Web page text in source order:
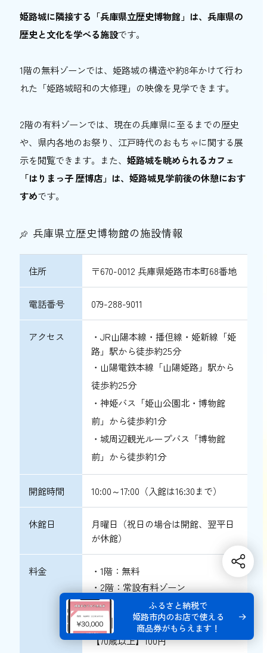
姫路城に隣接する「兵庫県立歴史博物館」は、兵庫県の
歴史と文化を学べる施設です。
1階の無料ゾーンでは、姫路城の構造や約8年かけて行わ
れた「姫路城昭和の大修理」の映像を見学できます。
2階の有料ゾーンでは、現在の兵庫県に至るまでの歴史
や、県内各地のお祭り、江戸時代のおもちゃに関する展
示を閲覧できます。また、 姫路城を眺められるカフェ
「はりまっ子 歴博店」は、姫路城見学前後の休憩におす
すめです。
兵庫県立歴史博物館の施設情報
住所 〒670-0012 兵庫県姫路市本町68番地
電話番号 079-288-9011
アクセス
・JR山陽本線・播但線・姫新線「姫
路」駅から徒歩約25分
・山陽電鉄本線「山陽姫路」駅から
徒歩約25分
・神姫バス「姫山公園北・博物館
前」から徒歩約1分
・城周辺観光ループバス「博物館
前」から徒歩約1分
開館時間 10:00～17:00（入館は16:30まで）
休館日
月曜日（祝日の場合は開館、翌平日
が休館）
料金
・1階：無料
・2階：常設有料ゾーン
【大人】200円
【大学生】150円
【70歳以上】100円
ふるさと納税で
姫路市内のお店で使える
商品券がもらえます！